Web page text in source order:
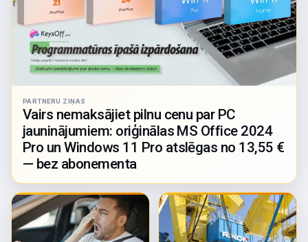
PARTNERU ZIŅAS
Vairs nemaksājiet pilnu cenu par PC
jauninājumiem: oriģinālas MS Office 2024
Pro un Windows 11 Pro atslēgas no 13,55 €
— bez abonementa